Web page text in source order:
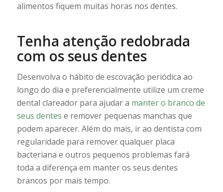
alimentos fiquem muitas horas nos dentes.
Tenha atenção redobrada
com os seus dentes
Desenvolva o hábito de escovação periódica ao
longo do dia e preferencialmente utilize um creme
dental clareador para ajudar a manter o branco de
seus dentes e remover pequenas manchas que
podem aparecer. Além do mais, ir ao dentista com
regularidade para remover qualquer placa
bacteriana e outros pequenos problemas fará
toda a diferença em manter os seus dentes
brancos por mais tempo.